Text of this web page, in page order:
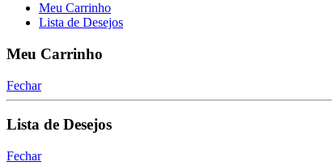
Meu Carrinho
Lista de Desejos
Meu Carrinho
Fechar
Lista de Desejos
Fechar